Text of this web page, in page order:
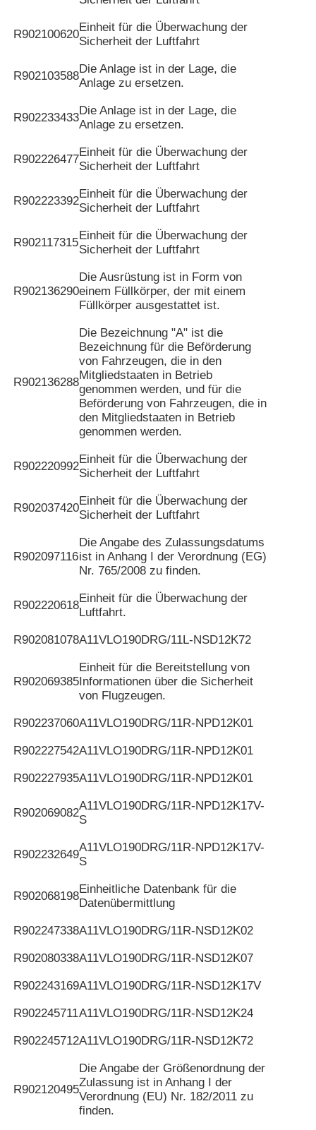
R902100620
Einheit für die Überwachung der
Sicherheit der Luftfahrt
R902103588
Die Anlage ist in der Lage, die
Anlage zu ersetzen.
R902233433
Die Anlage ist in der Lage, die
Anlage zu ersetzen.
R902226477
Einheit für die Überwachung der
Sicherheit der Luftfahrt
R902223392
Einheit für die Überwachung der
Sicherheit der Luftfahrt
R902117315
Einheit für die Überwachung der
Sicherheit der Luftfahrt
R902136290
Die Ausrüstung ist in Form von
einem Füllkörper, der mit einem
Füllkörper ausgestattet ist.
R902136288
Die Bezeichnung "A" ist die
Bezeichnung für die Beförderung
von Fahrzeugen, die in den
Mitgliedstaaten in Betrieb
genommen werden, und für die
Beförderung von Fahrzeugen, die in
den Mitgliedstaaten in Betrieb
genommen werden.
R902220992
Einheit für die Überwachung der
Sicherheit der Luftfahrt
R902037420
Einheit für die Überwachung der
Sicherheit der Luftfahrt
R902097116
Die Angabe des Zulassungsdatums
ist in Anhang I der Verordnung (EG)
Nr. 765/2008 zu finden.
R902220618
Einheit für die Überwachung der
Luftfahrt.
R902081078A11VLO190DRG/11L-NSD12K72
R902069385
Einheit für die Bereitstellung von
Informationen über die Sicherheit
von Flugzeugen.
R902237060A11VLO190DRG/11R-NPD12K01
R902227542A11VLO190DRG/11R-NPD12K01
R902227935A11VLO190DRG/11R-NPD12K01
R902069082
A11VLO190DRG/11R-NPD12K17V-
S
R902232649
A11VLO190DRG/11R-NPD12K17V-
S
R902068198
Einheitliche Datenbank für die
Datenübermittlung
R902247338A11VLO190DRG/11R-NSD12K02
R902080338A11VLO190DRG/11R-NSD12K07
R902243169A11VLO190DRG/11R-NSD12K17V
R902245711A11VLO190DRG/11R-NSD12K24
R902245712A11VLO190DRG/11R-NSD12K72
R902120495
Die Angabe der Größenordnung der
Zulassung ist in Anhang I der
Verordnung (EU) Nr. 182/2011 zu
finden.